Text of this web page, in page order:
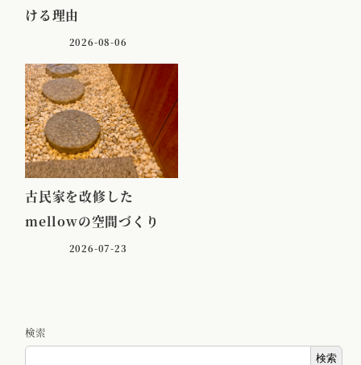
ける理由
2026-08-06
古民家を改修した
mellowの空間づくり
2026-07-23
検索
検索